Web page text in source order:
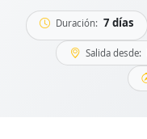
Duración: 7 días
Salida desde: